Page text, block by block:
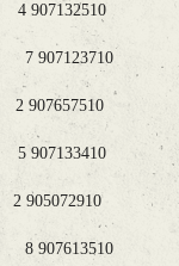
907132510
907123710
907657510
907133410
905072910
907613510